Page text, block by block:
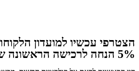
הצטרפי עכשיו למועדון
5% הנחה לרכישה הראשונה שלך! 💌